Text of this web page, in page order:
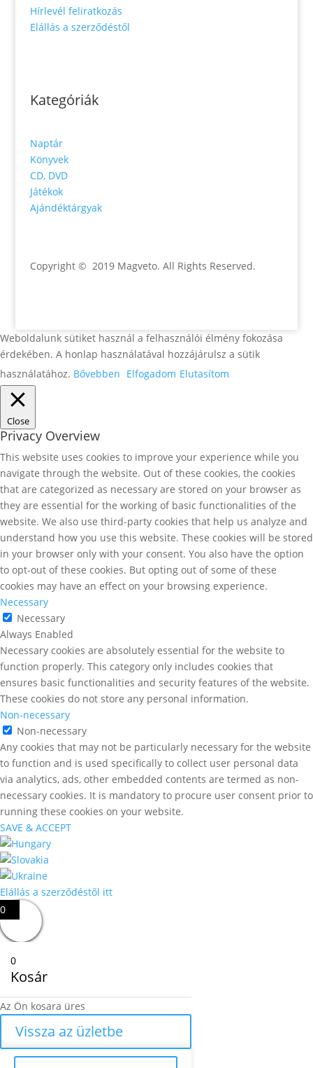
Hírlevél feliratkozás
Elállás a szerződéstől
Kategóriák
Naptár
Könyvek
CD, DVD
Játékok
Ajándéktárgyak
Copyright © 2019 Magveto. All Rights Reserved.
Weboldalunk sütiket használ a felhasználói élmény fokozása
érdekében. A honlap használatával hozzájárulsz a sütik
használatához. Bővebben Elfogadom Elutasítom
Close
Privacy Overview
This website uses cookies to improve your experience while you
navigate through the website. Out of these cookies, the cookies
that are categorized as necessary are stored on your browser as
they are essential for the working of basic functionalities of the
website. We also use third-party cookies that help us analyze and
understand how you use this website. These cookies will be stored
in your browser only with your consent. You also have the option
to opt-out of these cookies. But opting out of some of these
cookies may have an effect on your browsing experience.
Necessary
Necessary
Always Enabled
Necessary cookies are absolutely essential for the website to
function properly. This category only includes cookies that
ensures basic functionalities and security features of the website.
These cookies do not store any personal information.
Non-necessary
Non-necessary
Any cookies that may not be particularly necessary for the website
to function and is used specifically to collect user personal data
via analytics, ads, other embedded contents are termed as non-
necessary cookies. It is mandatory to procure user consent prior to
running these cookies on your website.
SAVE & ACCEPT
Elállás a szerződéstől itt
0
0
Kosár
Az Ön kosara üres
Vissza az üzletbe